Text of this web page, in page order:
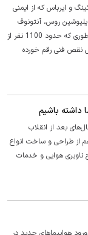
و ایرباس که از ایمنی
روس، آنتونوف
اوکراینی و فوکر هلندی در ناوگان هوایی کشور جا باز کردند به طوری که حدود 1100 نفر از
نقص فنی رقم خورده
بعد از انقلاب
از طراحی و ساخت انواع
ناوبری هوایی و خدمات